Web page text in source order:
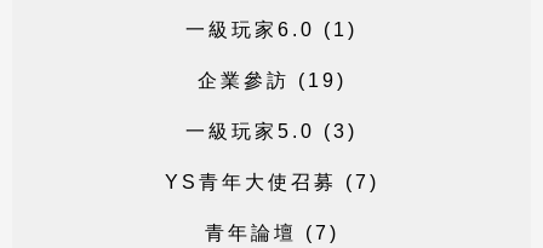
一 級 玩家 6 . 0 ( 1 )
企 業 參 訪 ( 1 9)
一 級 玩家 5 . 0 (3)
Y S 青年 大 使 召 募 (7 )
青年論壇 (7 )